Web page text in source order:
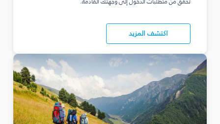
اكتشف المزيد